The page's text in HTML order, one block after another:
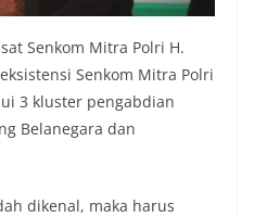
Senkom Mitra Polri H.
Senkom Mitra Polri
3 kluster pengabdian
Belanegara dan
dikenal, maka harus